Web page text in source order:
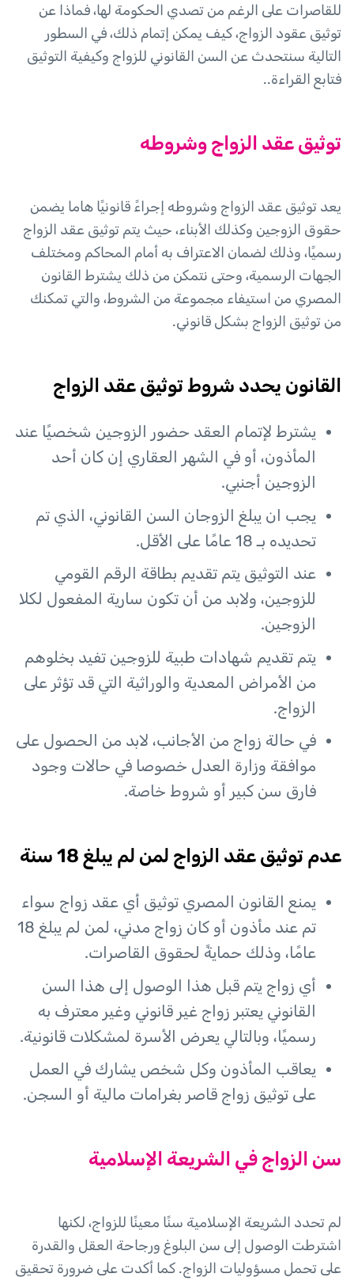
للقاصرات على الرغم من تصدي الحكومة لها، فماذا عن
توثيق عقود الزواج، كيف يمكن إتمام ذلك، في السطور
التالية سنتحدث عن السن القانوني للزواج وكيفية التوثيق
فتابع القراءة..
توثيق عقد الزواج وشروطه
يعد توثيق عقد الزواج وشروطه إجراءً قانونيًا هاما يضمن
حقوق الزوجين وكذلك الأبناء، حيث يتم توثيق عقد الزواج
رسميًا، وذلك لضمان الاعتراف به أمام المحاكم ومختلف
الجهات الرسمية، وحتى نتمكن من ذلك يشترط القانون
المصري من استيفاء مجموعة من الشروط، والتي تمكنك
من توثيق الزواج بشكل قانوني.
القانون يحدد شروط توثيق عقد الزواج
يشترط لإتمام العقد حضور الزوجين شخصيًا عند
المأذون، أو في الشهر العقاري إن كان أحد
الزوجين أجنبي.
يجب ان يبلغ الزوجان السن القانوني، الذي تم
تحديده بـ 18 عامًا على الأقل.
عند التوثيق يتم تقديم بطاقة الرقم القومي
للزوجين، ولابد من أن تكون سارية المفعول لكلا
الزوجين.
يتم تقديم شهادات طبية للزوجين تفيد بخلوهم
من الأمراض المعدية والوراثية التي قد تؤثر على
الزواج.
في حالة زواج من الأجانب، لابد من الحصول على
موافقة وزارة العدل خصوصا في حالات وجود
فارق سن كبير أو شروط خاصة.
عدم توثيق عقد الزواج لمن لم يبلغ 18 سنة
يمنع القانون المصري توثيق أي عقد زواج سواء
تم عند مأذون أو كان زواج مدني، لمن لم يبلغ 18
عامًا، وذلك حمايةً لحقوق القاصرات.
أي زواج يتم قبل هذا الوصول إلى هذا السن
القانوني يعتبر زواج غير قانوني وغير معترف به
رسميًا، وبالتالي يعرض الأسرة لمشكلات قانونية.
يعاقب المأذون وكل شخص يشارك في العمل
على توثيق زواج قاصر بغرامات مالية أو السجن.
سن الزواج في الشريعة الإسلامية
لم تحدد الشريعة الإسلامية سنًا معينًا للزواج، لكنها
اشترطت الوصول إلى سن البلوغ ورجاحة العقل والقدرة
على تحمل مسؤوليات الزواج. كما أكدت على ضرورة تحقيق